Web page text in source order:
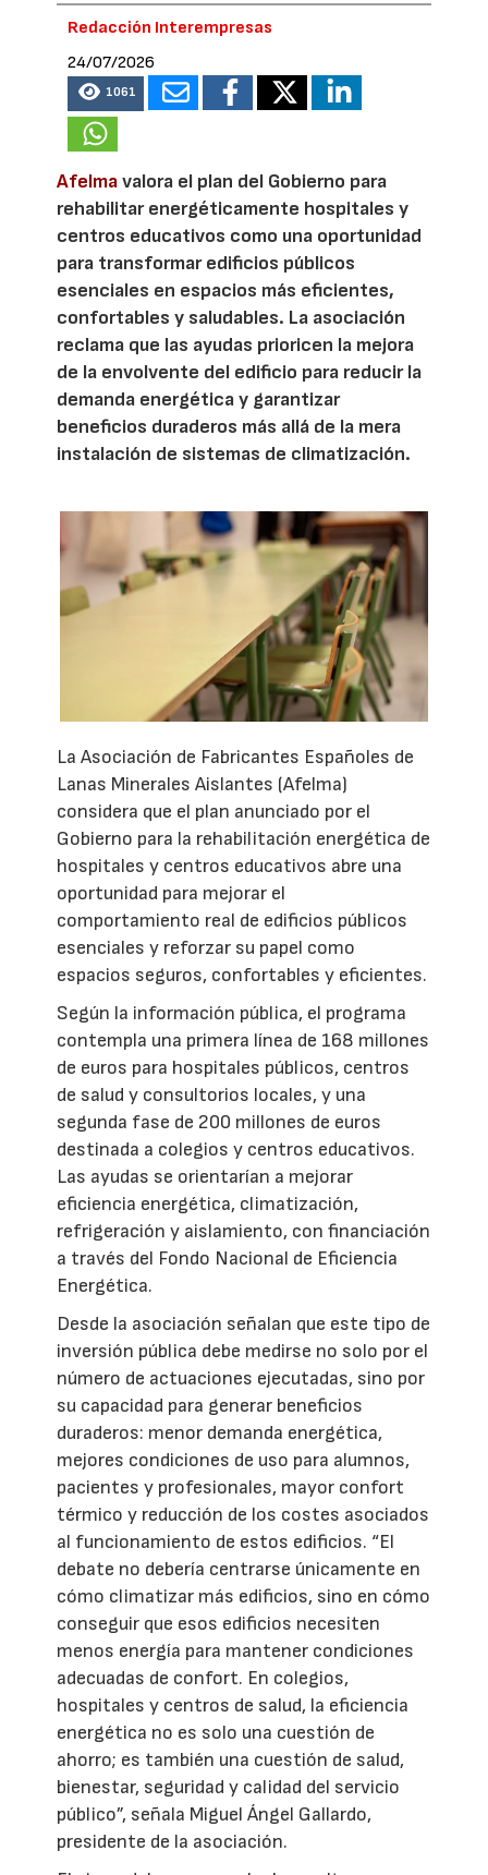
Redacción Interempresas
24/07/2026
1061
Afelmavalora el plan del Gobierno para
rehabilitar energéticamente hospitales y
centros educativos como una oportunidad
para transformar edificios públicos
esenciales en espacios más eficientes,
confortables y saludables. La asociación
reclama que las ayudas prioricen la mejora
de la envolvente del edificio para reducir la
demanda energética y garantizar
beneficios duraderos más allá de la mera
instalación de sistemas de climatización.
La Asociación de Fabricantes Españoles de
Lanas Minerales Aislantes (Afelma)
considera que el plan anunciado por el
Gobierno para la rehabilitación energética de
hospitales y centros educativos abre una
oportunidad para mejorar el
comportamiento real de edificios públicos
esenciales y reforzar su papel como
espacios seguros, confortables y eficientes.
Según la información pública, el programa
contempla una primera línea de 168 millones
de euros para hospitales públicos, centros
de salud y consultorios locales, y una
segunda fase de 200 millones de euros
destinada a colegios y centros educativos.
Las ayudas se orientarían a mejorar
eficiencia energética, climatización,
refrigeración y aislamiento, con financiación
a través del Fondo Nacional de Eficiencia
Energética.
Desde la asociación señalan que este tipo de
inversión pública debe medirse no solo por el
número de actuaciones ejecutadas, sino por
su capacidad para generar beneficios
duraderos: menor demanda energética,
mejores condiciones de uso para alumnos,
pacientes y profesionales, mayor confort
térmico y reducción de los costes asociados
al funcionamiento de estos edificios. “El
debate no debería centrarse únicamente en
cómo climatizar más edificios, sino en cómo
conseguir que esos edificios necesiten
menos energía para mantener condiciones
adecuadas de confort. En colegios,
hospitales y centros de salud, la eficiencia
energética no es solo una cuestión de
ahorro; es también una cuestión de salud,
bienestar, seguridad y calidad del servicio
público”, señala Miguel Ángel Gallardo,
presidente de la asociación.